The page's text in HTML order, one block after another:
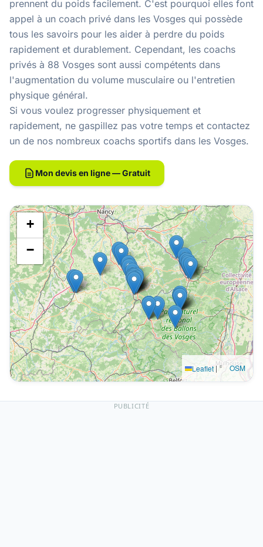
prennent du poids facilement. C'est pourquoi elles font
appel à un coach privé dans les Vosges qui possède
tous les savoirs pour les aider à perdre du poids
rapidement et durablement. Cependant, les coachs
privés à 88 Vosges sont aussi compétents dans
l'augmentation du volume musculaire ou l'entretien
physique général.
Si vous voulez progresser physiquement et
rapidement, ne gaspillez pas votre temps et contactez
un de nos nombreux coachs sportifs dans les Vosges.
Mon devis en ligne — Gratuit
+
−
Leaflet |© OSM
PUBLICITÉ